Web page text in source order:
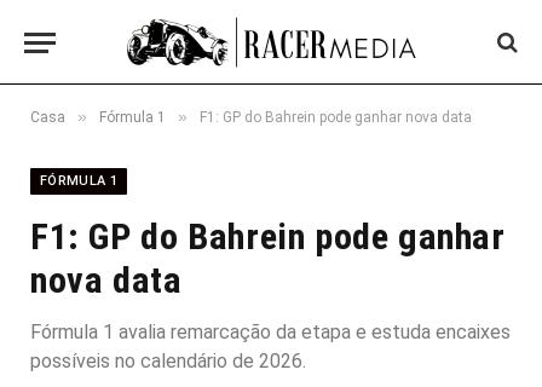
Casa » Fórmula 1 » F1: GP do Bahrein pode ganhar nova data
FÓRMULA 1
F1: GP do Bahrein pode ganhar
nova data
Fórmula 1 avalia remarcação da etapa e estuda encaixes
possíveis no calendário de 2026.